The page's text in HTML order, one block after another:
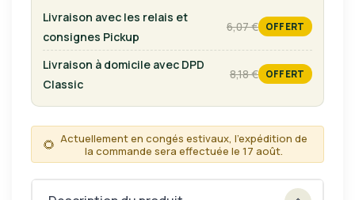
Livraison avec les relais et
consignes Pickup
6,07 €
tarif habituel
OFFERT
Livraison à domicile avec DPD
Classic
8,18 €
tarif habituel
OFFERT
🌻 Actuellement en congés estivaux, l'expédition de
la commande sera effectuée le 17 août.